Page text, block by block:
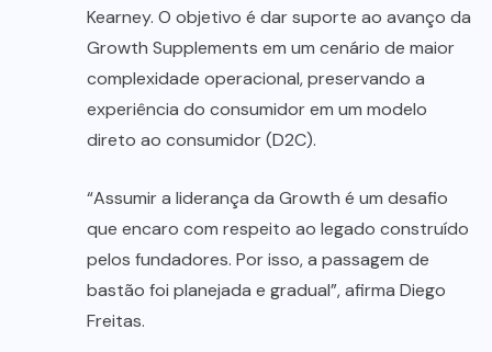
Kearney. O objetivo é dar suporte ao avanço da
Growth Supplements em um cenário de maior
complexidade operacional, preservando a
experiência do consumidor em um modelo
direto ao consumidor (D2C).
“Assumir a liderança da Growth é um desafio
que encaro com respeito ao legado construído
pelos fundadores. Por isso, a passagem de
bastão foi planejada e gradual”, afirma Diego
Freitas.